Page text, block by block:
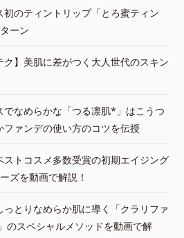
初のティントリップ「とろ蜜ティン
ーン
ク】美肌に差がつく大人世代のスキン
でなめらかな「つる凛肌*」はこうつ
ファンデの使い方のコツを伝授
ストコスメ多数受賞の初期エイジング
ズを動画で解説！
っとりなめらか肌に導く「クラリファ
のスペシャルメソッドを動画で解